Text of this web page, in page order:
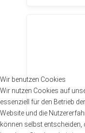
Wir benutzen Cookies
Wir nutzen Cookies auf
essenziell für den Betrieb
Website und die
können selbst